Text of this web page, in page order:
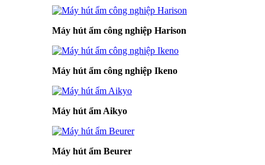
Máy hút ẩm công nghiệp Harison
Máy hút ẩm công nghiệp Ikeno
Máy hút ẩm Aikyo
Máy hút ẩm Beurer